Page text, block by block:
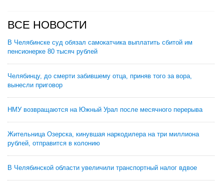
ВСЕ НОВОСТИ
В Челябинске суд обязал самокатчика выплатить сбитой им
пенсионерке 80 тысяч рублей
Челябинцу, до смерти забившему отца, приняв того за вора,
вынесли приговор
НМУ возвращаются на Южный Урал после месячного перерыва
Жительница Озерска, кинувшая наркодилера на три миллиона
рублей, отправится в колонию
В Челябинской области увеличили транспортный налог вдвое